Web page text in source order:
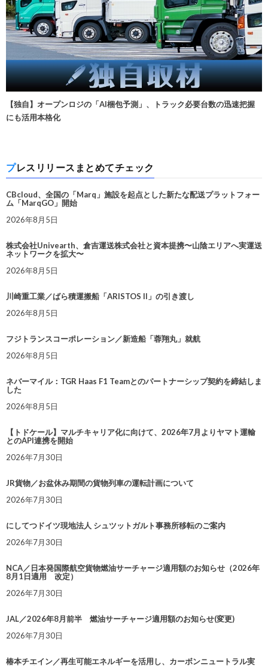
【独自】オープンロジの「AI梱包予測」、トラック必要台数の迅速把握
にも活用本格化
プレスリリースまとめてチェック
CBcloud、全国の「Marq」施設を起点とした新たな配送プラットフォー
ム「MarqGO」開始
2026年8月5日
株式会社Univearth、倉吉運送株式会社と資本提携〜山陰エリアへ実運送
ネットワークを拡大〜
2026年8月5日
川崎重工業／ばら積運搬船「ARISTOS II」の引き渡し
2026年8月5日
フジトランスコーポレーション／新造船「蓉翔丸」就航
2026年8月5日
ネバーマイル：TGR Haas F1 Teamとのパートナーシップ契約を締結しま
した
2026年8月5日
【トドケール】マルチキャリア化に向けて、2026年7月よりヤマト運輸
とのAPI連携を開始
2026年7月30日
JR貨物／お盆休み期間の貨物列車の運転計画について
2026年7月30日
にしてつドイツ現地法人 シュツットガルト事務所移転のご案内
2026年7月30日
NCA／日本発国際航空貨物燃油サーチャージ適用額のお知らせ（2026年
8月1日適用 改定）
2026年7月30日
JAL／2026年8月前半 燃油サーチャージ適用額のお知らせ(変更)
2026年7月30日
椿本チエイン／再生可能エネルギーを活用し、カーボンニュートラル実